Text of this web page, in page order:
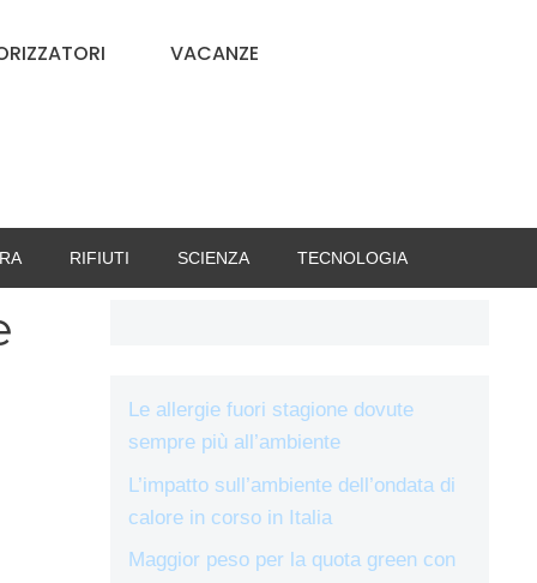
VACANZE
RIFIUTI SCIENZA TECNOLOGIA
Le allergie fuori stagione dovute
sempre più all’ambiente
L’impatto sull’ambiente dell’ondata di
calore in corso in Italia
Maggior peso per la quota green con